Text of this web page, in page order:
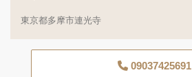
東京都多摩市連光寺
09037425691